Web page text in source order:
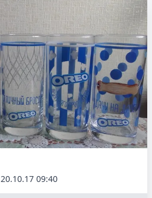
20.10.17 09:40